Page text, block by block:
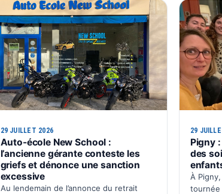
29 JUILLET 2026
Auto-école New School :
l’ancienne gérante conteste les
griefs et dénonce une sanction
excessive
Au lendemain de l’annonce du retrait
29
Pigny
des
À
tournée